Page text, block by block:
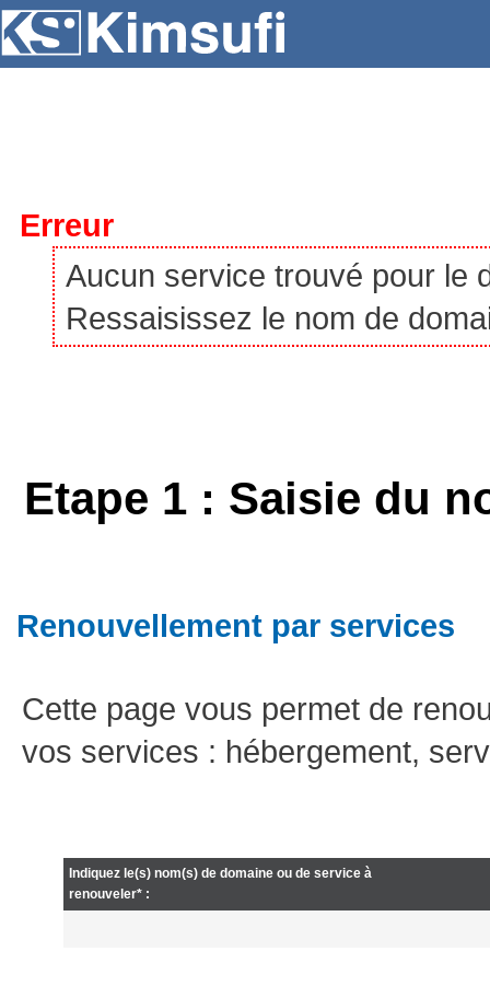
Erreur
Aucun service trouvé pour le
Ressaisissez le nom de
Etape 1 : Saisie du
Renouvellement par services
Cette page vous permet de
vos services : hébergement,
Indiquez le(s) nom(s) de domaine ou de service à
renouveler* :